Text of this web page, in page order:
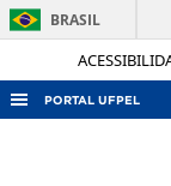
BRASIL
PORTAL UFPEL